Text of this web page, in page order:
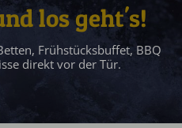
los geht's!
Frühstücksbuffet, BBQ
direkt vor der Tür.